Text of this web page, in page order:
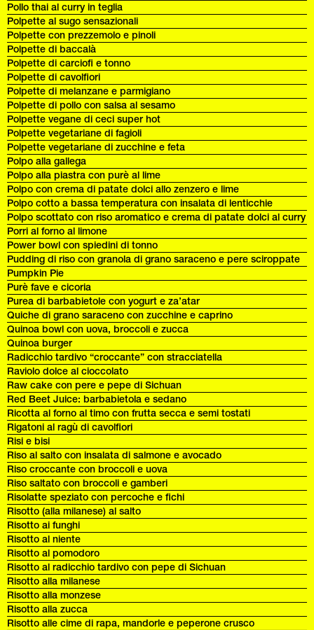
Pollo thai al curry in teglia
Polpette al sugo sensazionali
Polpette con prezzemolo e pinoli
Polpette di baccalà
Polpette di carciofi e tonno
Polpette di cavolfiori
Polpette di melanzane e parmigiano
Polpette di pollo con salsa al sesamo
Polpette vegane di ceci super hot
Polpette vegetariane di fagioli
Polpette vegetariane di zucchine e feta
Polpo alla gallega
Polpo alla piastra con purè al lime
Polpo con crema di patate dolci allo zenzero e lime
Polpo cotto a bassa temperatura con insalata di lenticchie
Polpo scottato con riso aromatico e crema di patate dolci al curry
Porri al forno al limone
Power bowl con spiedini di tonno
Pudding di riso con granola di grano saraceno e pere sciroppate
Pumpkin Pie
Purè fave e cicoria
Purea di barbabietole con yogurt e za’atar
Quiche di grano saraceno con zucchine e caprino
Quinoa bowl con uova, broccoli e zucca
Quinoa burger
Radicchio tardivo “croccante” con stracciatella
Raviolo dolce al cioccolato
Raw cake con pere e pepe di Sichuan
Red Beet Juice: barbabietola e sedano
Ricotta al forno al timo con frutta secca e semi tostati
Rigatoni al ragù di cavolfiori
Risi e bisi
Riso al salto con insalata di salmone e avocado
Riso croccante con broccoli e uova
Riso saltato con broccoli e gamberi
Risolatte speziato con percoche e fichi
Risotto (alla milanese) al salto
Risotto ai funghi
Risotto al niente
Risotto al pomodoro
Risotto al radicchio tardivo con pepe di Sichuan
Risotto alla milanese
Risotto alla monzese
Risotto alla zucca
Risotto alle cime di rapa, mandorle e peperone crusco